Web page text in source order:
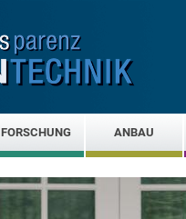
FORSCHUNG ANBAU